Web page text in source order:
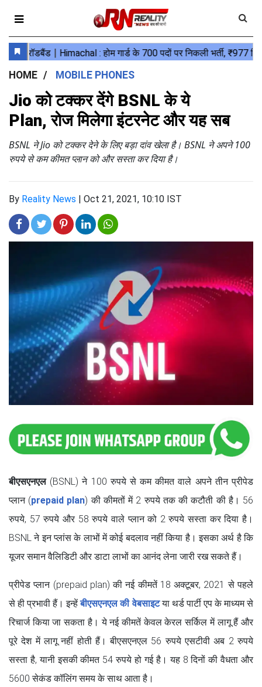
HOME MOBILE PHONES
Jio को टक्कर देंगे BSNL के ये
Plan, रोज मिलेगा इंटरनेट और यह सब
BSNL ने Jio को टक्कर देने के लिए बड़ा दांव खेला है। BSNL ने अपने 100
रुपये से कम कीमत प्लान को और सस्ता कर दिया है।
By Reality News | Oct 21, 2021, 10:10 IST
बीएसएनएल (BSNL) ने 100 रुपये से कम कीमत वाले अपने तीन प्रीपेड
प्लान (prepaid plan) की कीमतों में 2 रुपये तक की कटौती की है। 56
रुपये, 57 रुपये और 58 रुपये वाले प्लान को 2 रुपये सस्ता कर दिया है।
BSNL ने इन प्लांस के लाभों में कोई बदलाव नहीं किया है। इसका अर्थ है कि
यूजर समान वैलिडिटी और डाटा लाभों का आनंद लेना जारी रख सकते हैं।
प्रीपेड प्लान (prepaid plan) की नई कीमतें 18 अक्टूबर, 2021 से पहले
से ही प्रभावी हैं। इन्हेंबीएसएनएल की वेबसाइटया थर्ड पार्टी एप के माध्यम से
रिचार्ज किया जा सकता है। ये नई कीमतें केवल केरल सर्किल में लागू हैं और
पूरे देश में लागू नहीं होती हैं। बीएसएनएल 56 रुपये एसटीवी अब 2 रुपये
सस्ता है, यानी इसकी कीमत 54 रुपये हो गई है। यह 8 दिनों की वैधता और
5600 सेकंड कॉलिंग समय के साथ आता है।